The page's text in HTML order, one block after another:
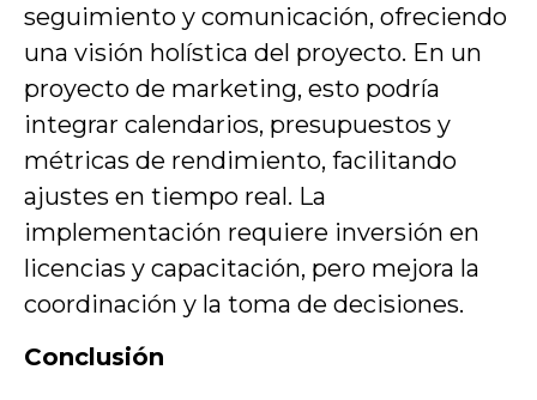
seguimiento y comunicación, ofreciendo
una visión holística del proyecto. En un
proyecto de marketing, esto podría
integrar calendarios, presupuestos y
métricas de rendimiento, facilitando
ajustes en tiempo real. La
implementación requiere inversión en
licencias y capacitación, pero mejora la
coordinación y la toma de decisiones.
Conclusión